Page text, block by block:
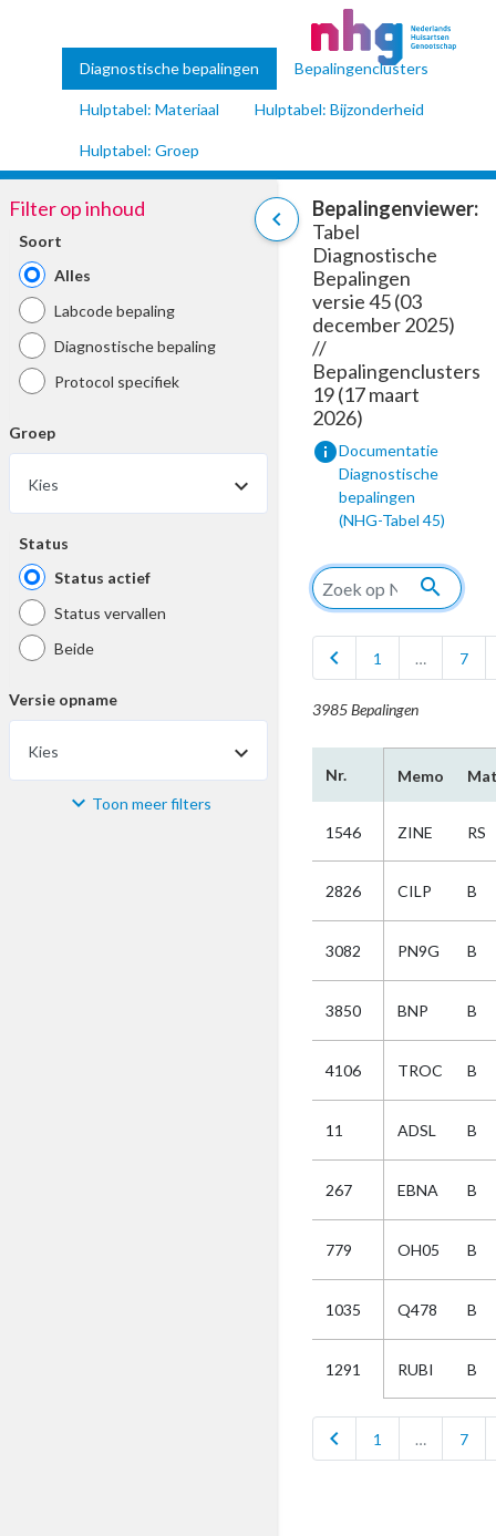
Diagnostische bepalingen Bepalingenclusters
Hulptabel: Materiaal Hulptabel: Bijzonderheid
Hulptabel: Groep
chevron_left
Filter op inhoud
Soort
Alles
Labcode bepaling
Diagnostische bepaling
Protocol specifiek
Groep
Kies
Status
Status actief
Status vervallen
Beide
Versie opname
Kies
Materiaal Toon meer filters
Bepalingenviewer:
Tabel
Diagnostische
Bepalingen
versie 45 (03
december 2025)
//
Bepalingenclusters
19 (17 maart
2026)
infoDocumentatie
Diagnostische
bepalingen
(NHG-Tabel 45)
search
chevron_left 1 … 7
3985 Bepalingen
Nr. Memo
1546 ZINE RS
2826 CILP B
3082 PN9G B
3850 BNP B
4106 TROC B
11 ADSL B
267 EBNA B
779 OH05 B
1035 Q478 B
1291 RUBI B
chevron_left 1 … 7